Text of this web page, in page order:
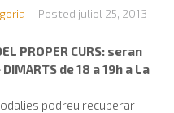
Posted juliol 25, 2013
PROPER CURS: seran
de 18 a 19h a La
podreu recuperar